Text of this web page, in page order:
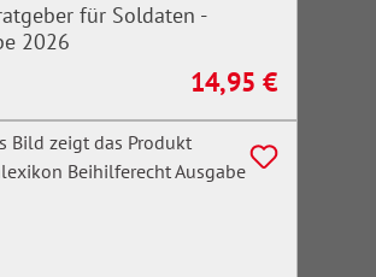
für Soldaten -
2026
Regulärer Preis:
14,95 €